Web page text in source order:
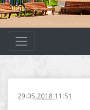
29.05.2018 11:51